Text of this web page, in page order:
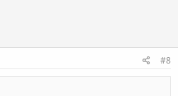
#8